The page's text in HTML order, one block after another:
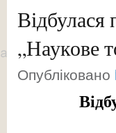
Відбулася
„Наукове
Опубліковано